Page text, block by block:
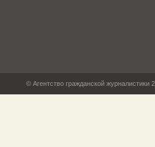
© Агентство гражданской